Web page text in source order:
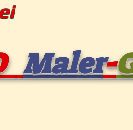
bei
Maler-